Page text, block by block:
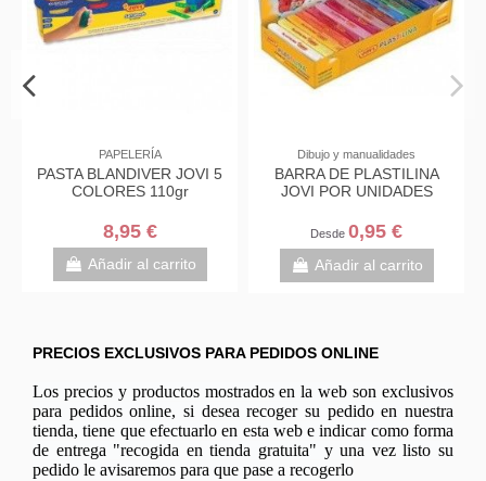
PAPELERÍA
PASTA BLANDIVER JOVI 5
COLORES 110gr
8,95 €
Añadir al carrito
Dibujo y manualidades
BARRA DE PLASTILINA
JOVI POR UNIDADES
Desde 0,95 €
Añadir al carrito
PRECIOS EXCLUSIVOS PARA PEDIDOS ONLINE
Los precios y productos mostrados en la web son exclusivos
para pedidos online, si desea recoger su pedido en nuestra
tienda, tiene que efectuarlo en esta web e indicar como forma
de entrega "recogida en tienda gratuita" y una vez listo su
pedido le avisaremos para que pase a recogerlo